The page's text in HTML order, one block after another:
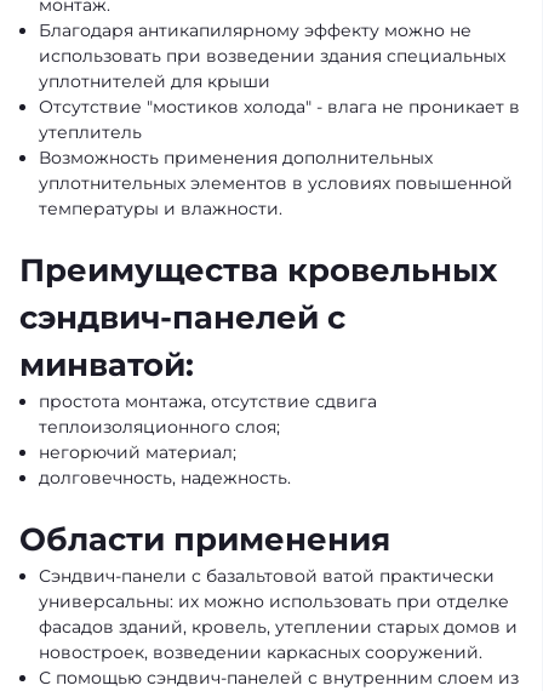
монтаж.
Благодаря антикапилярному эффекту можно не
использовать при возведении здания специальных
уплотнителей для крыши
Отсутствие "мостиков холода" - влага не проникает в
утеплитель
Возможность применения дополнительных
уплотнительных элементов в условиях повышенной
температуры и влажности.
Преимущества кровельных
сэндвич-панелей с
минватой:
простота монтажа, отсутствие сдвига
теплоизоляционного слоя;
негорючий материал;
долговечноcть, надежность.
Области применения
Сэндвич-панели с базальтовой ватой практически
универсальны: их можно использовать при отделке
фасадов зданий, кровель, утеплении старых домов и
новостроек, возведении каркасных сооружений.
С помощью сэндвич-панелей с внутренним слоем из